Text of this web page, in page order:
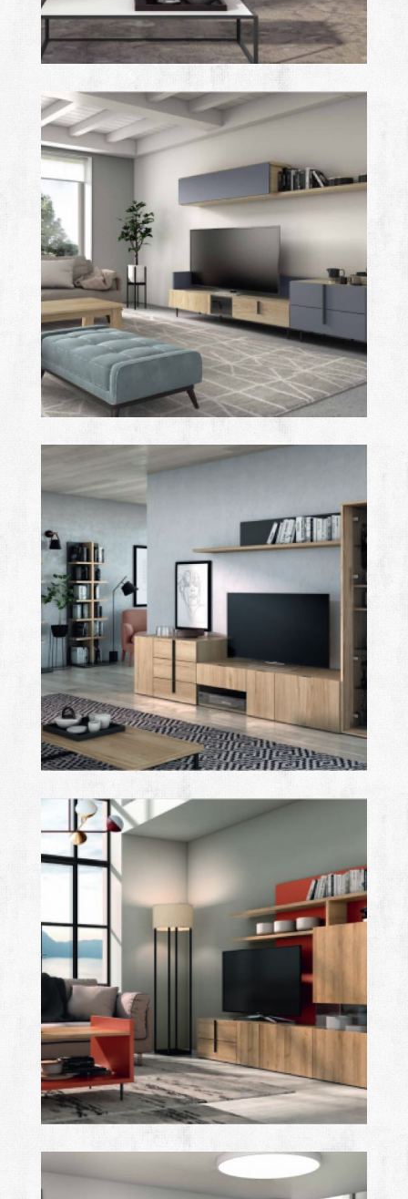
Ampliar
Ampliar
Ampliar
Ampliar